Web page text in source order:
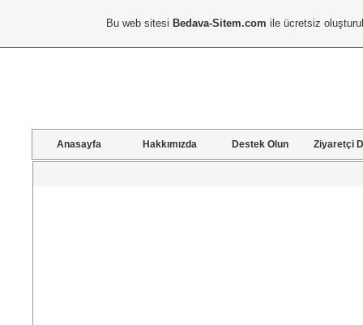
Anasayfa Hakkımızda Destek Olun Ziyaretçi
Bu web sitesi Bedava-Sitem.com ile ücretsiz